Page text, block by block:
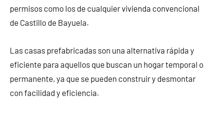
permisos como los de cualquier vivienda convencional
de Castillo de Bayuela.
Las casas prefabricadas son una alternativa rápida y
eficiente para aquellos que buscan un hogar temporal o
permanente, ya que se pueden construir y desmontar
con facilidad y eficiencia.